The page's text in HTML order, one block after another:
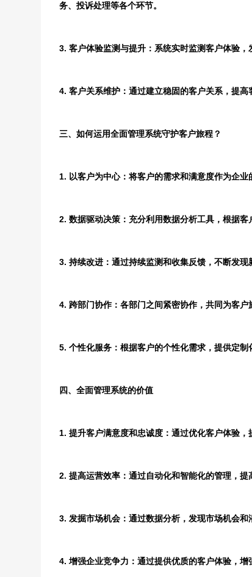
务、投诉处理等各个环节。
3. 客户体验监测与提升：系统实时监测客户体验
4. 客户关系维护：通过建立稳固的客户关系，提
三、如何运用全面管理系统守护客户旅程？
1. 以客户为中心：将客户的需求和满意度作为企
2. 数据驱动决策：充分利用数据分析工具，根据客
3. 持续改进：通过持续监测和收集反馈，不断发现
4. 跨部门协作：各部门之间紧密协作，共同为客户
5. 个性化服务：根据客户的个性化需求，提供定制
四、全面管理系统的价值
1. 提升客户满意度和忠诚度：通过优化客户体验
2. 提高运营效率：通过自动化和智能化的管理，提
3. 发掘市场机会：通过数据分析，发现市场机会和
4. 增强企业竞争力：通过提供优质的客户体验，增